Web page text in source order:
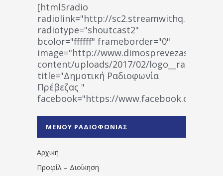
[html5radio
radiolink="http://
radiotype="shoutcast2"
bcolor="ffffff" frameborder="0"
image="http://www.dimosprevezas.gr/wp-
content/uploads/2017/02/
title="Δημοτική Ραδιοφωνία
Πρέβεζας "
facebook="https://www.facebook.com/
1531194763766854/" artist="" ]
ΜΕΝΟΥ ΡΑΔΙΟΦΩΝΙΑΣ
Αρχική
Προφίλ – Διοίκηση